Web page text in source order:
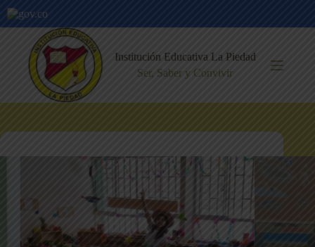
Institución Educativa La Piedad
Ser, Saber y Convivir